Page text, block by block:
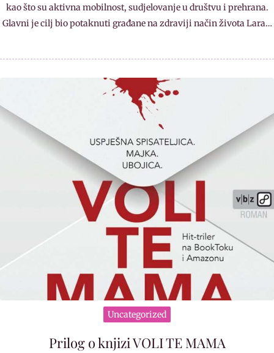
kao što su aktivna mobilnost, sudjelovanje u društvu i prehrana.
Glavni je cilj bio potaknuti građane na zdraviji način života Lara…
Uncategorized
Prilog o knjizi VOLI TE MAMA